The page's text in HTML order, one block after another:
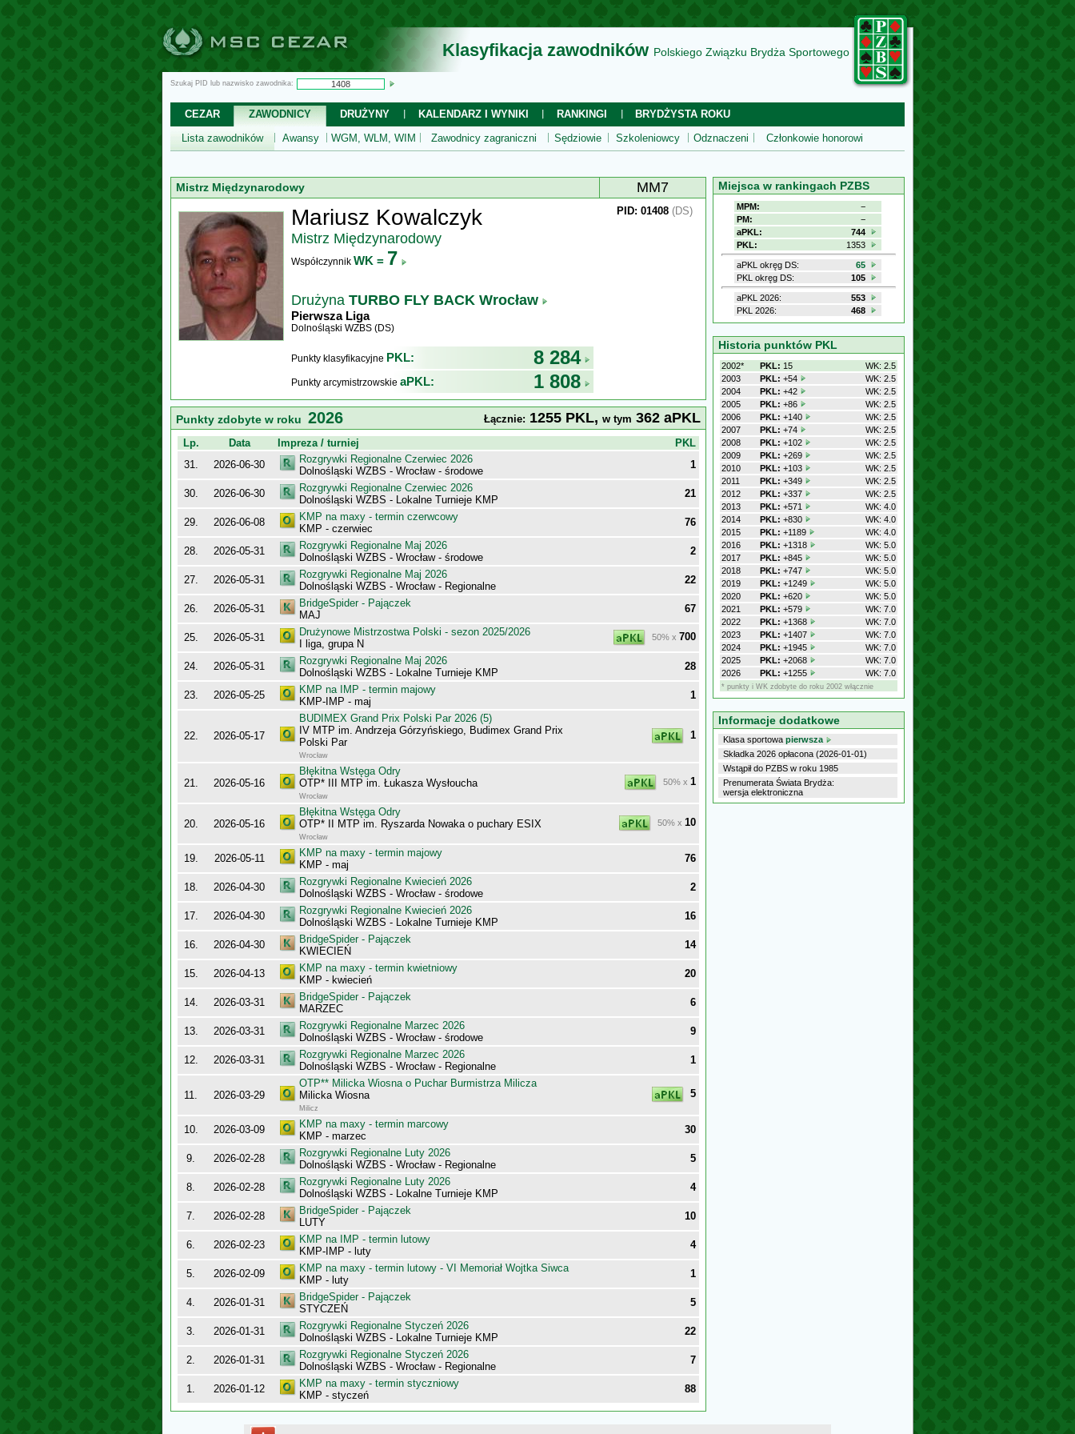
Klasyfikacja zawodników Polskiego Związku Brydża Sportowego
Szukaj PID lub nazwisko zawodnika:
CEZAR ZAWODNICY DRUŻYNY KALENDARZ I WYNIKI RANKINGI
BRYDŻYSTA ROKU
Lista zawodników
Awansy WGM, WLM, WIM Zawodnicy zagraniczni Sędziowie Szkoleniowcy Odznaczeni Członkowie honorowi
Mistrz Międzynarodowy MM7
Mariusz Kowalczyk
Mistrz Międzynarodowy
Współczynnik WK = 7
Drużyna TURBO FLY BACK Wrocław
Pierwsza Liga
Dolnośląski WZBS (DS)
Punkty klasyfikacyjne PKL: 8 284
Punkty arcymistrzowskie aPKL: 1 808
PID: 01408 (DS)
Punkty zdobyte w roku 2026 Łącznie: 1255 PKL, w tym 362 aPKL
Lp. Data Impreza / turniej
PKL
31.
2026-06-30
Rozgrywki Regionalne Czerwiec 2026
Dolnośląski WZBS - Wrocław - środowe
1
30. 2026-06-30
Rozgrywki Regionalne Czerwiec 2026
Dolnośląski WZBS - Lokalne Turnieje KMP
21
29. 2026-06-08
KMP na maxy - termin czerwcowy
KMP - czerwiec
76
28. 2026-05-31
Rozgrywki Regionalne Maj 2026
Dolnośląski WZBS - Wrocław - środowe
2
27. 2026-05-31
Rozgrywki Regionalne Maj 2026
Dolnośląski WZBS - Wrocław - Regionalne
22
26. 2026-05-31
BridgeSpider - Pajączek
MAJ
67
25. 2026-05-31
Drużynowe Mistrzostwa Polski - sezon 2025/2026
I liga, grupa N
50% x 700
24. 2026-05-31
Rozgrywki Regionalne Maj 2026
Dolnośląski WZBS - Lokalne Turnieje KMP
28
23. 2026-05-25
KMP na IMP - termin majowy
KMP-IMP - maj
1
22. 2026-05-17
BUDIMEX Grand Prix Polski Par 2026 (5)
IV MTP im. Andrzeja Górzyńskiego, Budimex Grand Prix
Polski Par
Wrocław
1
21. 2026-05-16
Błękitna Wstęga Odry
OTP* III MTP im. Łukasza Wysłoucha
Wrocław
50% x 1
20. 2026-05-16
Błękitna Wstęga Odry
OTP* II MTP im. Ryszarda Nowaka o puchary ESIX
Wrocław
50% x 10
19. 2026-05-11
KMP na maxy - termin majowy
KMP - maj
76
18. 2026-04-30
Rozgrywki Regionalne Kwiecień 2026
Dolnośląski WZBS - Wrocław - środowe
2
17. 2026-04-30
Rozgrywki Regionalne Kwiecień 2026
Dolnośląski WZBS - Lokalne Turnieje KMP
16
16. 2026-04-30
BridgeSpider - Pajączek
KWIECIEŃ
14
15. 2026-04-13
KMP na maxy - termin kwietniowy
KMP - kwiecień
20
14. 2026-03-31
BridgeSpider - Pajączek
MARZEC
6
13. 2026-03-31
Rozgrywki Regionalne Marzec 2026
Dolnośląski WZBS - Wrocław - środowe
9
12. 2026-03-31
Rozgrywki Regionalne Marzec 2026
Dolnośląski WZBS - Wrocław - Regionalne
1
11. 2026-03-29
OTP** Milicka Wiosna o Puchar Burmistrza Milicza
Milicka Wiosna
Milicz
5
10. 2026-03-09
KMP na maxy - termin marcowy
KMP - marzec
30
9. 2026-02-28
Rozgrywki Regionalne Luty 2026
Dolnośląski WZBS - Wrocław - Regionalne
5
8. 2026-02-28
Rozgrywki Regionalne Luty 2026
Dolnośląski WZBS - Lokalne Turnieje KMP
4
7. 2026-02-28
BridgeSpider - Pajączek
LUTY
10
6. 2026-02-23
KMP na IMP - termin lutowy
KMP-IMP - luty
4
5. 2026-02-09
KMP na maxy - termin lutowy - VI Memoriał Wojtka Siwca
KMP - luty
1
4. 2026-01-31
BridgeSpider - Pajączek
STYCZEŃ
5
3. 2026-01-31
Rozgrywki Regionalne Styczeń 2026
Dolnośląski WZBS - Lokalne Turnieje KMP
22
2. 2026-01-31
Rozgrywki Regionalne Styczeń 2026
Dolnośląski WZBS - Wrocław - Regionalne
7
1. 2026-01-12
KMP na maxy - termin styczniowy
KMP - styczeń
88
Miejsca w rankingach PZBS
MPM:
−
PM:
−
aPKL:
744
PKL:
1353
aPKL okręg DS:
65
PKL okręg DS:
105
aPKL 2026:
553
PKL 2026:
468
Historia punktów PKL
2002* PKL: 15
WK: 2.5
2003
PKL: +54
WK: 2.5
2004
PKL: +42
WK: 2.5
2005
PKL: +86
WK: 2.5
2006
PKL: +140
WK: 2.5
2007
PKL: +74
WK: 2.5
2008
PKL: +102
WK: 2.5
2009
PKL: +269
WK: 2.5
2010
PKL: +103
WK: 2.5
2011
PKL: +349
WK: 2.5
2012
PKL: +337
WK: 2.5
2013
PKL: +571
WK: 4.0
2014
PKL: +830
WK: 4.0
2015
PKL: +1189
WK: 4.0
2016
PKL: +1318
WK: 5.0
2017
PKL: +845
WK: 5.0
2018
PKL: +747
WK: 5.0
2019
PKL: +1249
WK: 5.0
2020
PKL: +620
WK: 5.0
2021
PKL: +579
WK: 7.0
2022
PKL: +1368
WK: 7.0
2023
PKL: +1407
WK: 7.0
2024
PKL: +1945
WK: 7.0
2025
PKL: +2068
WK: 7.0
2026
PKL: +1255 WK: 7.0
* punkty i WK zdobyte do roku 2002 włącznie
Informacje dodatkowe
Klasa sportowa pierwsza
Składka 2026 opłacona (2026-01-01)
Wstąpił do PZBS w roku 1985
Prenumerata Świata Brydża:
wersja elektroniczna